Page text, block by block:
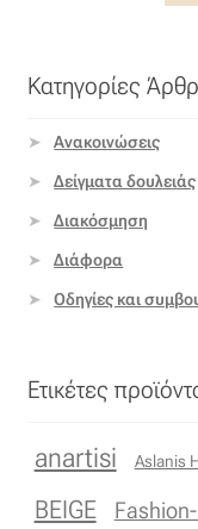
Κατηγορίες
Ανακοινώσεις
Δείγματα δουλειάς
Διακόσμηση
Διάφορα
Οδηγίες και
Ετικέτες
anartisi Aslanis
BEIGE